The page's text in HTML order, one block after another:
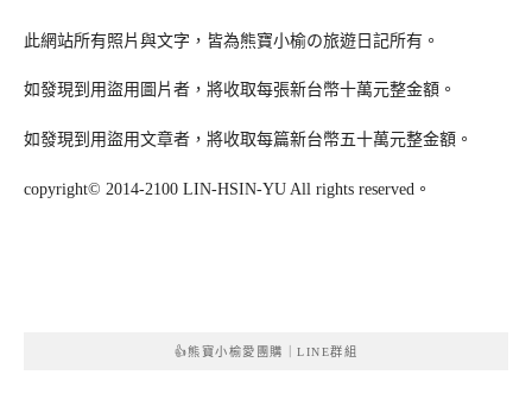
此網站所有照片與文字，皆為熊寶小榆の旅遊日記所有。
如發現到用盜用圖片者，將收取每張新台幣十萬元整金額。
如發現到用盜用文章者，將收取每篇新台幣五十萬元整金額。
copyright© 2014-2100 LIN-HSIN-YU All rights reserved。
👍熊寶小榆愛團購｜LINE群組